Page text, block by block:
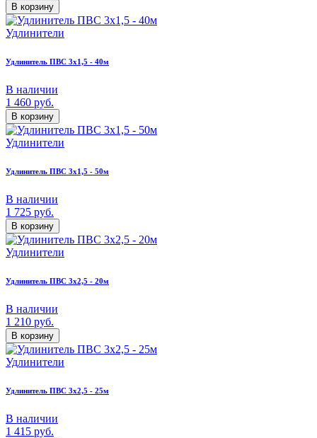
В корзину
Удлинители
Удлинитель ПВС 3х1,5 - 40м
В наличии
1 460 руб.
В корзину
Удлинители
Удлинитель ПВС 3х1,5 - 50м
В наличии
1 725 руб.
В корзину
Удлинители
Удлинитель ПВС 3х2,5 - 20м
В наличии
1 210 руб.
В корзину
Удлинители
Удлинитель ПВС 3х2,5 - 25м
В наличии
1 415 руб.